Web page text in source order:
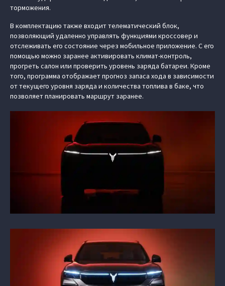
торможения.
В комплектацию также входит телематический блок,
позволяющий удаленно управлять функциями кроссовер и
отслеживать его состояние через мобильное приложение. С его
помощью можно заранее активировать климат-контроль,
прогреть салон или проверить уровень заряда батареи. Кроме
того, программа отображает прогноз запаса хода в зависимости
от текущего уровня заряда и количества топлива в баке, что
позволяет планировать маршрут заранее.